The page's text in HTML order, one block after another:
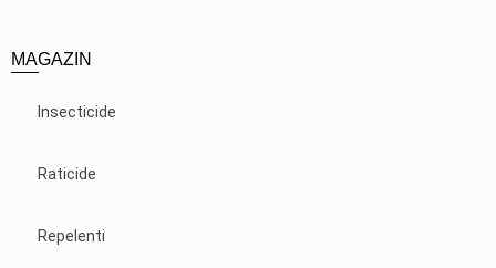
MAGAZIN
Insecticide
Raticide
Repelenti